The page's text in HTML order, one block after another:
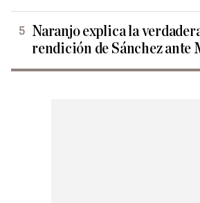
Naranjo explica la
rendición de Sánchez ante